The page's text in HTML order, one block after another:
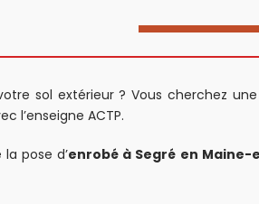
sol extérieur ? Vous cherchez
l’enseigne ACTP.
pose d’enrobé à Segré en Maine-